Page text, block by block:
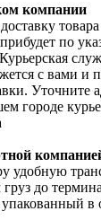
компании
по
с вами и
Уточните
городе
удобную
до
упакованный в